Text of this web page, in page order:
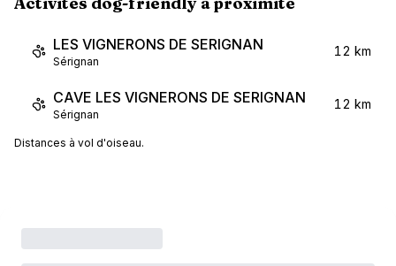
LES VIGNERONS DE SERIGNAN
Sérignan
12 km
CAVE LES VIGNERONS DE SERIGNAN
Sérignan
12 km
Distances à vol d'oiseau.